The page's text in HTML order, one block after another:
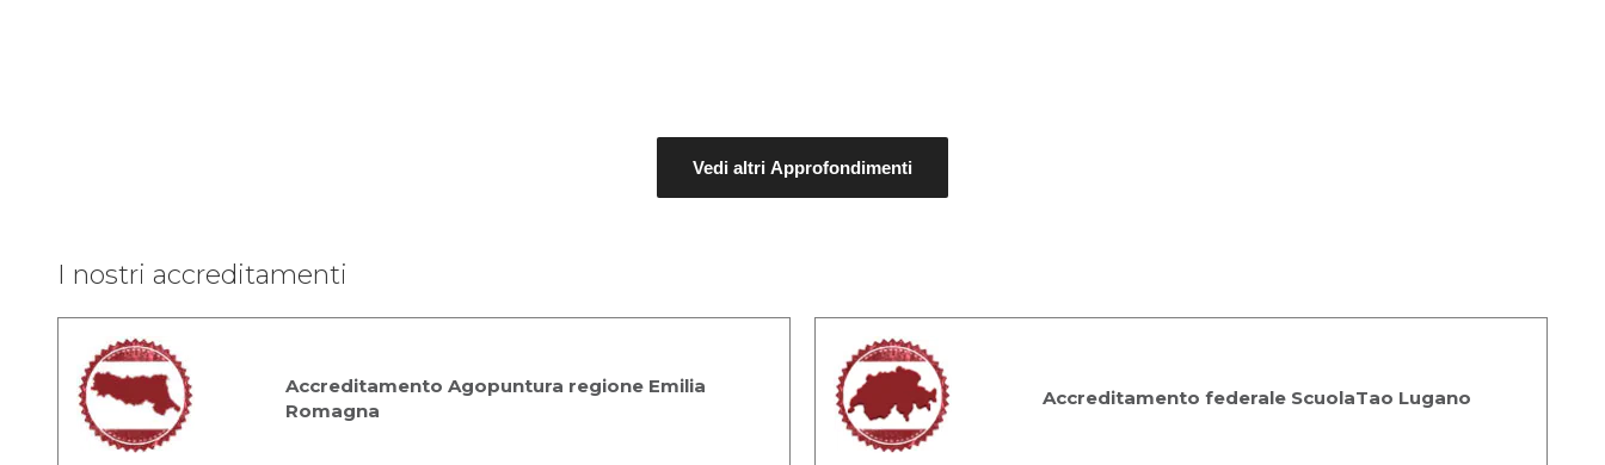
Vedi altri Approfondimenti
I nostri accreditamenti
Accreditamento Agopuntura regione Emilia
Romagna
Accreditamento federale ScuolaTao Lugano